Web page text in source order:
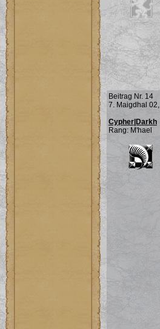
Beitrag Nr. 14
7. Maigdhal
Cypher|Darkh
Rang: M'hael